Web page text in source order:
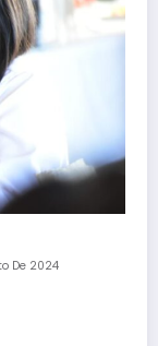
De 2024